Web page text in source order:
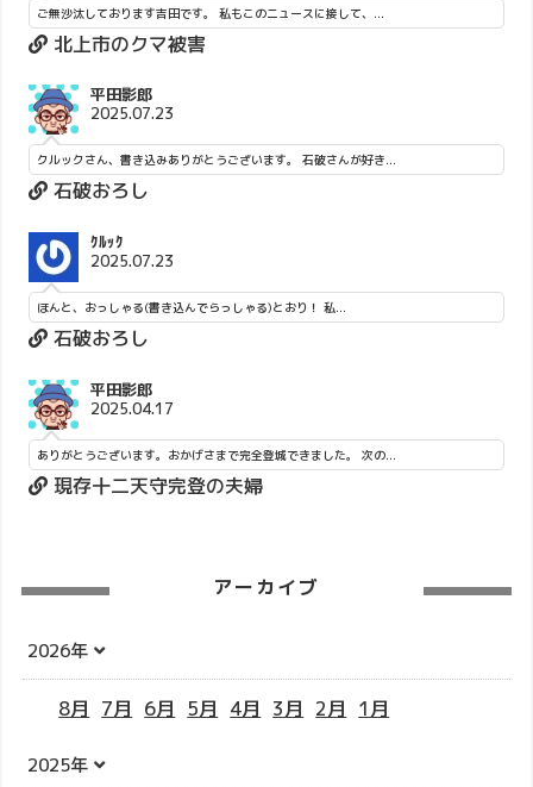
ご無沙汰しております吉田です。 私もこのニュースに接して、...
北上市のクマ被害
平田影郎
2025.07.23
クルックさん、書き込みありがとうございます。 石破さんが好き...
石破おろし
ｸﾙｯｸ
2025.07.23
ほんと、おっしゃる(書き込んでらっしゃる)とおり！ 私...
石破おろし
平田影郎
2025.04.17
ありがとうございます。おかげさまで完全登城できました。 次の...
現存十二天守完登の夫婦
アーカイブ
2026年
8月 7月 6月 5月 4月 3月 2月 1月
2025年